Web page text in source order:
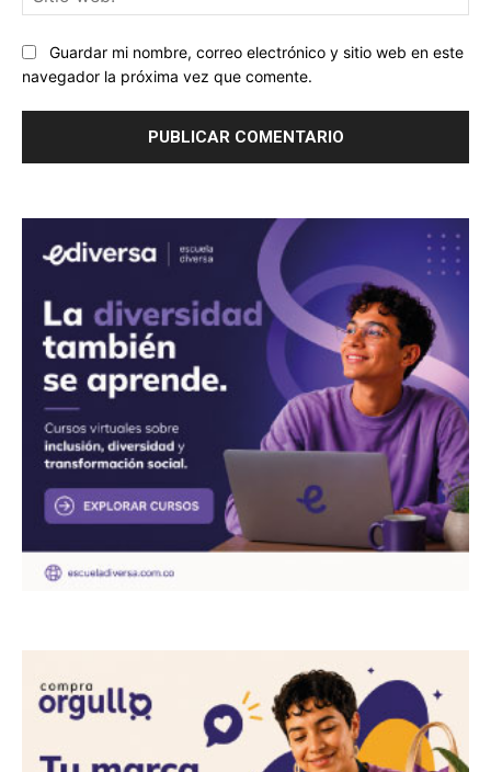
Guardar mi nombre, correo electrónico y sitio web en este
navegador la próxima vez que comente.